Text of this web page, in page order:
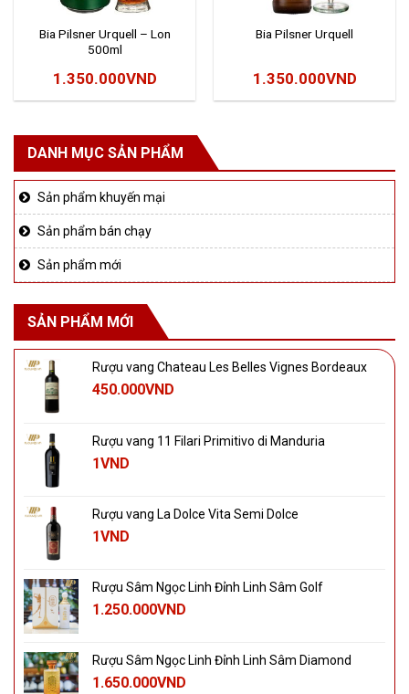
DANH MỤC SẢN PHẨM
Sản phẩm khuyến mại
Sản phẩm bán chạy
Sản phẩm mới
SẢN PHẨM MỚI
Rượu vang Chateau Les Belles Vignes Bordeaux
450.000VND
Rượu vang 11 Filari Primitivo di Manduria
1VND
Rượu vang La Dolce Vita Semi Dolce
1VND
Rượu Sâm Ngọc Linh Đỉnh Linh Sâm Golf
1.250.000VND
Rượu Sâm Ngọc Linh Đỉnh Linh Sâm Diamond
1.650.000VND
Bia Pilsner Urquell – Lon
500ml
1.350.000VND
Bia Pilsner Urquell
1.350.000VND